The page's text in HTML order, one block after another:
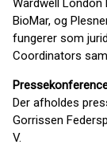
Wardwell
BioMar, og
fungerer som
Coordinators
Der afholdes
Gorrissen
V.